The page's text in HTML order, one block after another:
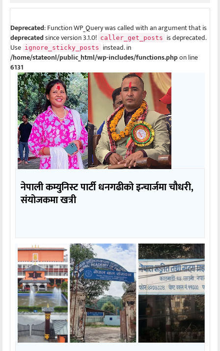
Deprecated: Function WP_Query was called with an argument that is
deprecatedsince version 3.1.0! caller_get_posts is deprecated.
Use ignore_sticky_posts instead. in
/home/stateonl/public_html/wp-includes/functions.phpon line
6131
नेपाली कम्युनिस्ट पार्टी धनगढीको इन्चार्जमा चौधरी,
संयोजकमा खत्री